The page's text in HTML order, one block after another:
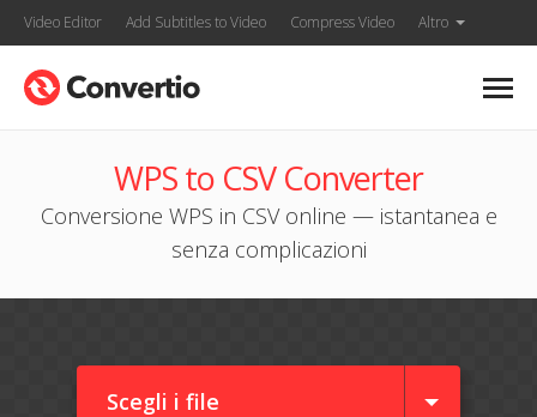
Video Editor Add Subtitles to Video Compress Video Altro
WPS to CSV Converter
Conversione WPS in CSV online — istantanea e
senza complicazioni
Scegli i file